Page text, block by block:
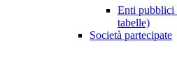
Enti pubblici
tabelle)
Società partecipate